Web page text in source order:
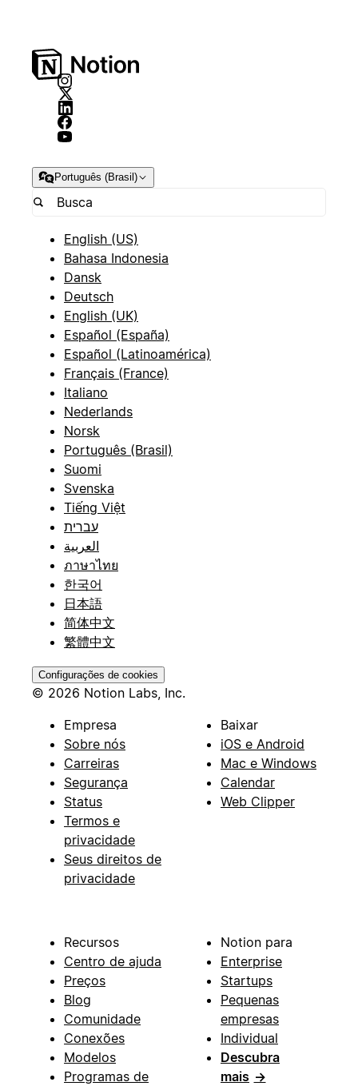
Português (Brasil)
English (US)
Bahasa Indonesia
Dansk
Deutsch
English (UK)
Español (España)
Español (Latinoamérica)
Français (France)
Italiano
Nederlands
Norsk
Português (Brasil)
Suomi
Svenska
Tiếng Việt
עברית
العربية
ภาษาไทย
한국어
日本語
简体中文
繁體中文
Configurações de cookies
© 2026 Notion Labs, Inc.
Empresa
Sobre nós
Carreiras
Segurança
Status
Termos e
privacidade
Seus direitos de
privacidade
Baixar
iOS e Android
Mac e Windows
Calendar
Web Clipper
Recursos
Centro de ajuda
Preços
Blog
Comunidade
Conexões
Modelos
Programas de
Notion para
Enterprise
Startups
Pequenas
empresas
Individual
Descubra
mais →